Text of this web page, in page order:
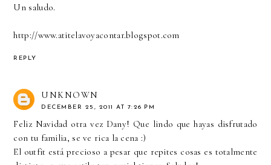
Un saludo.
http://www.atitelavoyacontar.blogspot.com
REPLY
UNKNOWN
DECEMBER 25, 2011 AT 7:26 PM
Feliz Navidad otra vez Dany! Que lindo que hayas disfrutado
con tu familia, se ve rica la cena :)
El outfit está precioso a pesar que repites cosas es totalmente